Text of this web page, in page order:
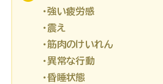
・強い疲労感
・震え
・筋肉のけいれん
・異常な行動
・昏睡状態